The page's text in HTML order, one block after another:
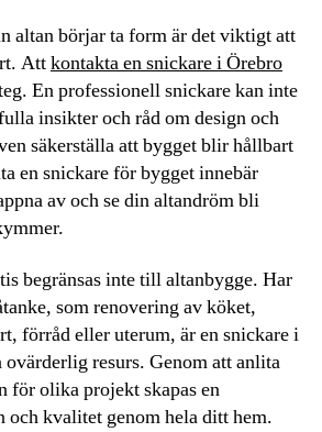
altan börjar ta form är det viktigt att
Attkontakta en snickare i Örebro
En professionell snickare kan inte
insikter och råd om design och
säkerställa att bygget blir hållbart
en snickare för bygget innebär
av och se din altandröm bli
begränsas inte till altanbygge. Har
som renovering av köket,
förråd eller uterum, är en snickare i
ovärderlig resurs. Genom att anlita
för olika projekt skapas en
och kvalitet genom hela ditt hem.